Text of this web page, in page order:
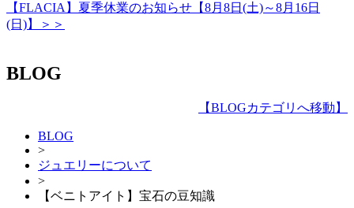
【FLACIA】夏季休業のお知らせ【8月8日(土)～8月16日
(日)】＞＞
BLOG
【BLOGカテゴリへ移動 】
BLOG
>
ジュエリーについて
>
【ベニトアイト】宝石の豆知識